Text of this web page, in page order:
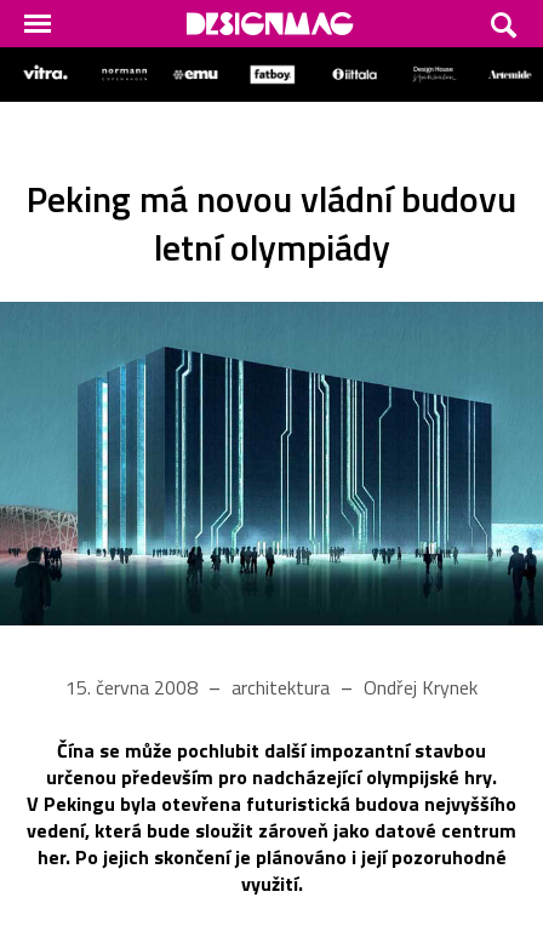
Peking má novou vládní budovu
letní olympiády
15. června 2008 architektura Ondřej Krynek
Čína se může pochlubit další impozantní stavbou
určenou především pro nadcházející olympijské hry.
V Pekingu byla otevřena futuristická budova nejvyššího
vedení, která bude sloužit zároveň jako datové centrum
her. Po jejich skončení je plánováno i její pozoruhodné
využití.